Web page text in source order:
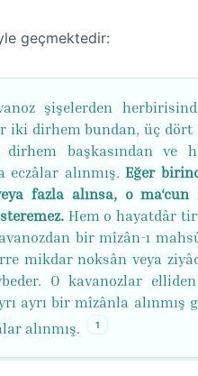
geçmektedir:
şişelerden
iki dirhem bundan, üç dört
başkasından ve
alınmış. Eğer
fazla alınsa, o ma‘cun
Hem o hayatdâr
bir mîzân-ı
mikdar noksân veya
O kavanozlar
ayrı bir mîzânla alınmış
alınmış.
1